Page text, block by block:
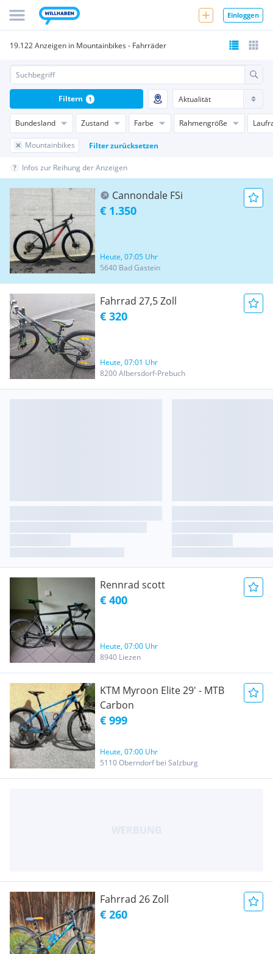
Einloggen
19.122 Anzeigen in Mountainbikes - Fahrräder
Bundesland Zustand Farbe Rahmengröße
Mountainbikes Filter zurücksetzen
Filtern 1
Infos zur Reihung der Anzeigen
Cannondale FSi
€ 1.350
Heute, 07:05 Uhr
5640 Bad Gastein
Fahrrad 27,5 Zoll
€ 320
Heute, 07:01 Uhr
8200 Albersdorf-Prebuch
Rennrad scott
€ 400
Heute, 07:00 Uhr
8940 Liezen
KTM Myroon Elite 29' - MTB
Carbon
€ 999
Heute, 07:00 Uhr
5110 Oberndorf bei Salzburg
Fahrrad 26 Zoll
€ 260